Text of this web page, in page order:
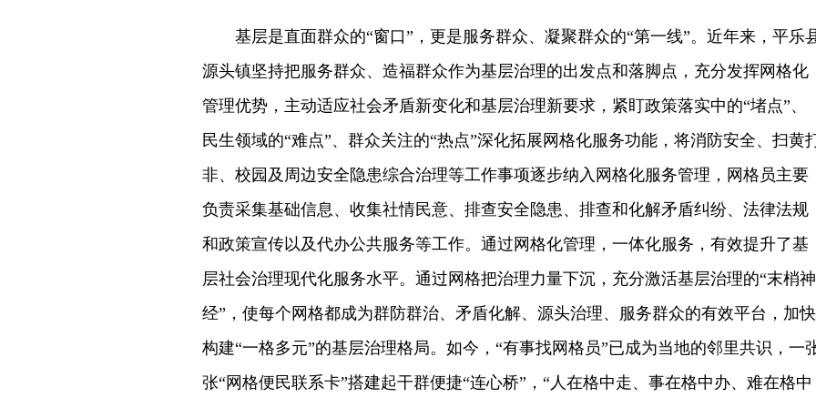
基层是直面群众的“窗口”，更是服务群众、凝聚群众的“第一线”。近年来，平乐
源头镇坚持把服务群众、造福群众作为基层治理的出发点和落脚点，充分发挥网格化
管理优势，主动适应社会矛盾新变化和基层治理新要求，紧盯政策落实中的“堵点”、
民生领域的“难点”、群众关注的“热点”深化拓展网格化服务功能，将消防安全、扫黄
非、校园及周边安全隐患综合治理等工作事项逐步纳入网格化服务管理，网格员主要
负责采集基础信息、收集社情民意、排查安全隐患、排查和化解矛盾纠纷、法律法规
和政策宣传以及代办公共服务等工作。通过网格化管理，一体化服务，有效提升了基
层社会治理现代化服务水平。通过网格把治理力量下沉，充分激活基层治理的“末梢神
经”，使每个网格都成为群防群治、矛盾化解、源头治理、服务群众的有效平台，加快
构建“一格多元”的基层治理格局。如今，“有事找网格员”已成为当地的邻里共识，一
张“网格便民联系卡”搭建起干群便捷“连心桥”，“人在格中走、事在格中办、难在格中